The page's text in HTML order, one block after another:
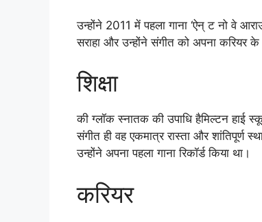
उन्होंने 2011 में पहला गाना ‘ऐन् ट नो वे
सराहा और उन्होंने संगीत को अपना करियर
शिक्षा
की ग्लॉक स्नातक की उपाधि हैमिल्टन हाई
संगीत ही वह एकमात्र रास्ता और
उन्होंने अपना पहला गाना रिकॉर्ड किया था।
करियर